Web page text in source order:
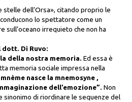
stelle dell’Orsa», citando proprio le
lo spettatore come un
sull’oceano irrequieto che non ha
Di Ruvo:
della nostra memoria. Ed essa è
memoria sociale impressa nella
nasce la mnemosyne ,
dell’emozione”. Non
sinonimo di riordinare le sequenze del